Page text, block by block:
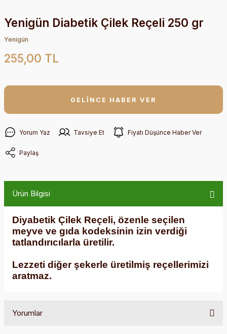
Yenigün Diabetik Çilek Reçeli 250 gr
Yenigün
255,00 TL
GELİNCE HABER VER
Yorum Yaz Tavsiye Et Fiyatı Düşünce Haber Ver
Paylaş
Ürün Bilgisi
Diyabetik Çilek Reçeli, özenle seçilen
meyve ve gıda kodeksinin izin verdiği
tatlandırıcılarla üretilir.
Lezzeti diğer şekerle üretilmiş reçellerimizi
aratmaz.
Yorumlar